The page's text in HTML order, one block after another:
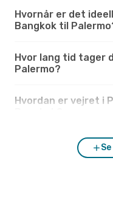
Hvornår er det
Bangkok til
Hvor lang tid tager
Palermo?
Hvordan er vejret i